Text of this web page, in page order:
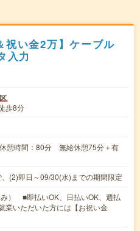
祝い金2万】ケーブル
入力
歩8分
憩時間：80分 無給休憩75分＋有
(2)即日～09/30(水)までの期間限定
） ■即払いOK、日払いOK、週払
いただいた方には【お祝い金